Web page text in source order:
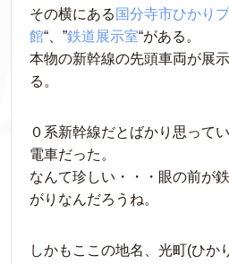
その横にある 国分寺市ひかり
館“、”鉄道展示室“がある。
本物の新幹線の先頭車両が展
る。
０系新幹線だとばかり思って
電車だった。
なんて珍しい・・・眼の前が
がりなんだろうね。
しかもここの地名、光町(ひか